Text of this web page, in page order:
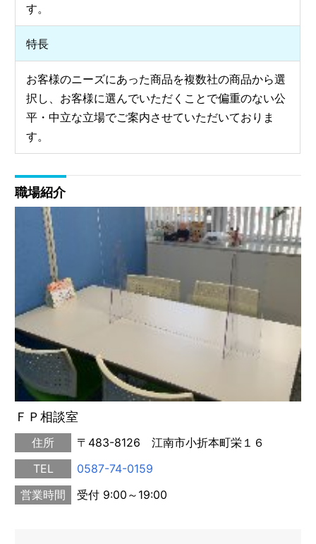
す。
特長
お客様のニーズにあった商品を複数社の商品から選
択し、お客様に選んでいただくことで偏重のない公
平・中立な立場でご案内させていただいておりま
す。
職場紹介
ＦＰ相談室
住所
〒483-8126 江南市小折本町栄１６
TEL
0587-74-0159
営業時間
受付 9:00～19:00